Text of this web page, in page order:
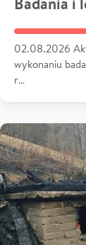
02.08.2026
wykonaniu
r…